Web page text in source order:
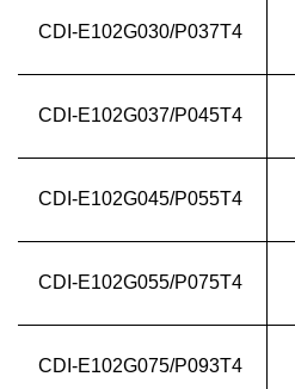
CDI-E102G030/P037T4
CDI-E102G037/P045T4
CDI-E102G045/P055T4
CDI-E102G055/P075T4
CDI-E102G075/P093T4